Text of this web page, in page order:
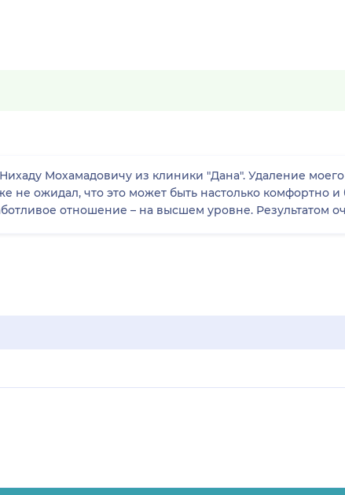
Мохамадовичу из клиники "Дана". Удаление
не ожидал, что это может быть настолько комфортно и
отношение – на высшем уровне. Результатом